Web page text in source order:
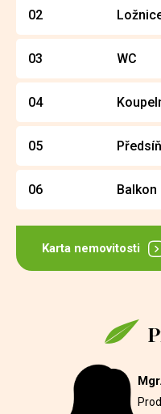
02
03 WC
04
05 Předsíň
06 Balkon
Karta nemovitosti